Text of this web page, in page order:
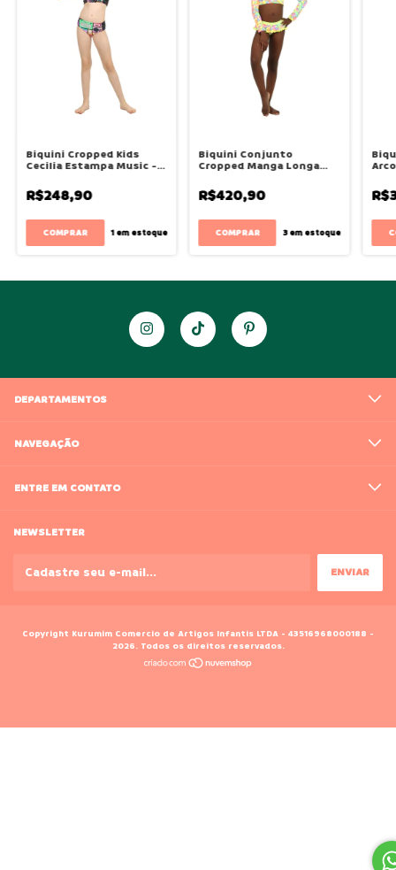
Biquini Cropped Kids
Cecilia Estampa Music -
R$248,90
COMPRAR 1em estoque
Biquini Conjunto
Cropped Manga Longa
Candy - Siri
R$420,90
COMPRAR 3em estoque
DEPARTAMENTOS
NAVEGAÇÃO
ENTRE EM CONTATO
NEWSLETTER
Copyright Kurumim Comercio de Artigos Infantis LTDA - 43516968000188 -
2026. Todos os direitos reservados.